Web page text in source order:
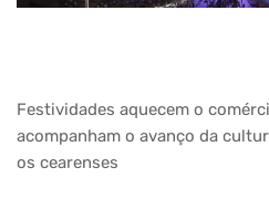
Festividades aquecem o
acompanham o avanço da
os cearenses